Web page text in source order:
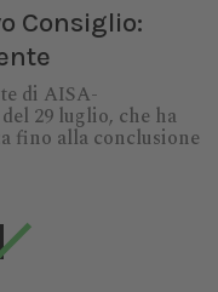
Consiglio:
di AISA-
29 luglio, che ha
fino alla conclusione